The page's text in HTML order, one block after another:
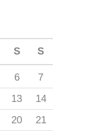
S S
6
7
13
14
20
21